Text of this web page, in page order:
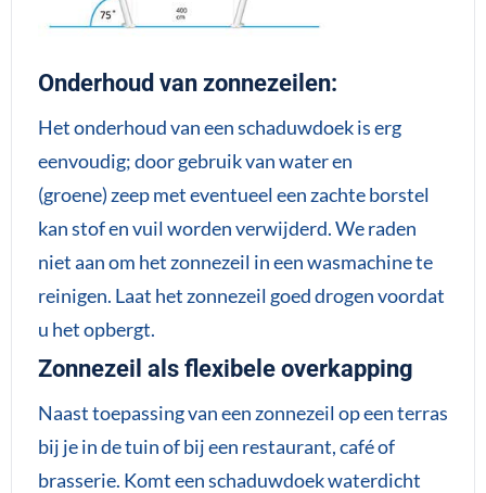
Onderhoud van zonnezeilen:
Het onderhoud van een schaduwdoek is erg
eenvoudig; door gebruik van water en
(groene) zeep met eventueel een zachte borstel
kan stof en vuil worden verwijderd. We raden
niet aan om het zonnezeil in een wasmachine te
reinigen. Laat het zonnezeil goed drogen voordat
u het opbergt.
Zonnezeil als flexibele overkapping
Naast toepassing van een zonnezeil op een terras
bij je in de tuin of bij een restaurant, café of
brasserie. Komt een schaduwdoek waterdicht